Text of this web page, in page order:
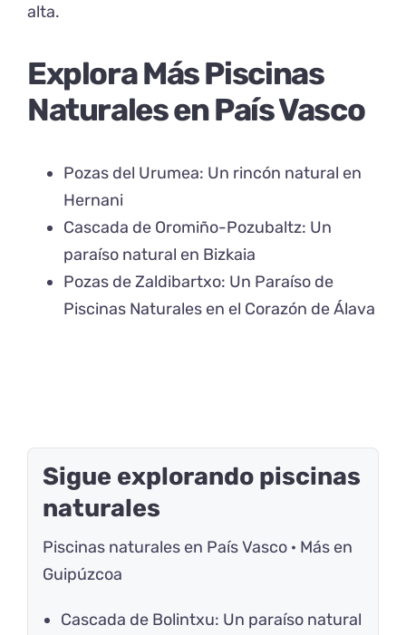
alta.
Explora Más Piscinas
Naturales en País Vasco
Pozas del Urumea: Un rincón natural en
Hernani
Cascada de Oromiño-Pozubaltz: Un
paraíso natural en Bizkaia
Pozas de Zaldibartxo: Un Paraíso de
Piscinas Naturales en el Corazón de Álava
Sigue explorando piscinas
naturales
Piscinas naturales en País Vasco · Más en
Guipúzcoa
Cascada de Bolintxu: Un paraíso natural